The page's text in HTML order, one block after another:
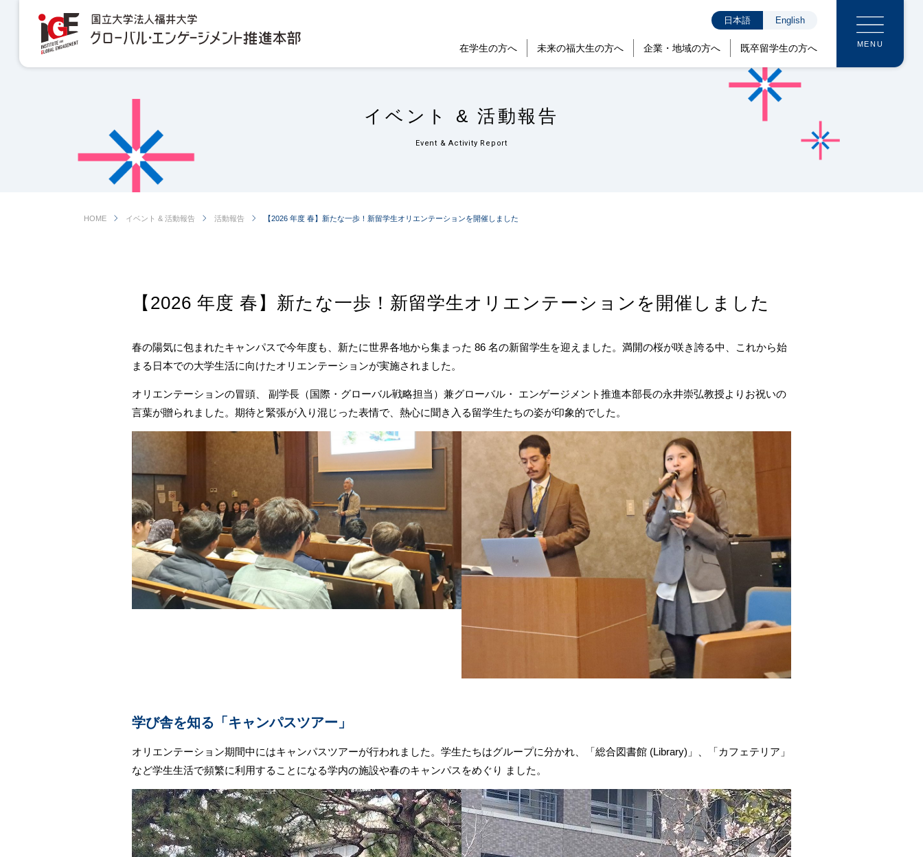
日本語 English
在学生の方へ 未来の福大生の方へ 企業・地域の方へ 既卒留学生の方へ MENU
イベント & 活動報告
Event & Activity Report
HOME chevron_right イベント & 活動報告 chevron_right 活動報告 chevron_right 【2026 年度 春】新たな一歩！新留学生オリエンテーションを開催しました
【2026 年度 春】新たな一歩！新留学生オリエンテーションを開催しました
春の陽気に包まれたキャンパスで今年度も、新たに世界各地から集まった 86 名の新留学生を迎えました。満開の桜が咲き誇る中、これから始
まる日本での大学生活に向けたオリエンテーションが実施されました。
オリエンテーションの冒頭、 副学長（国際・グローバル戦略担当）兼グローバル・ エンゲージメント推進本部長の永井崇弘教授よりお祝いの
言葉が贈られました。期待と緊張が入り混じった表情で、熱心に聞き入る留学生たちの姿が印象的でした。
学び舎を知る「キャンパスツアー」
オリエンテーション期間中にはキャンパスツアーが行われました。学生たちはグループに分かれ、「総合図書館 (Library)」、「カフェテリア」
など学生生活で頻繁に利用することになる学内の施設や春のキャンパスをめぐり ました。